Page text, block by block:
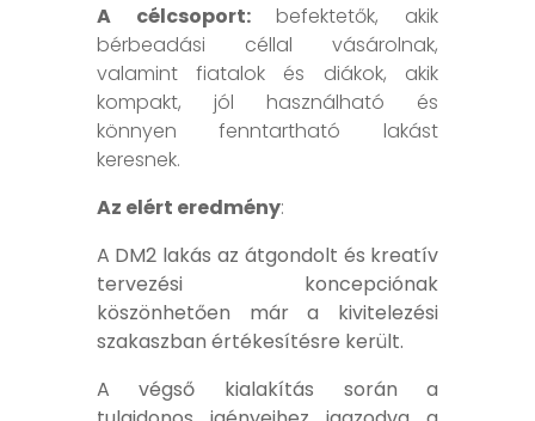
A célcsoport:befektetők, akik
bérbeadási céllal vásárolnak,
valamint fiatalok és diákok, akik
kompakt, jól használható és
könnyen fenntartható lakást
keresnek.
Az elért eredmény:
A DM2 lakás az átgondolt és kreatív
tervezési koncepciónak
köszönhetően már a kivitelezési
szakaszban értékesítésre került.
A végső kialakítás során a